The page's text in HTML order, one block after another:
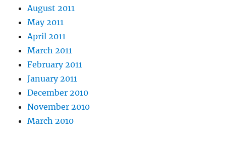
August 2011
May 2011
April 2011
March 2011
February 2011
January 2011
December 2010
November 2010
March 2010